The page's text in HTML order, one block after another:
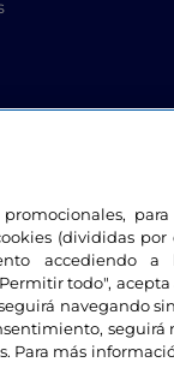
(divididas por
accediendo a
todo",
navegando
seguirá
Para más